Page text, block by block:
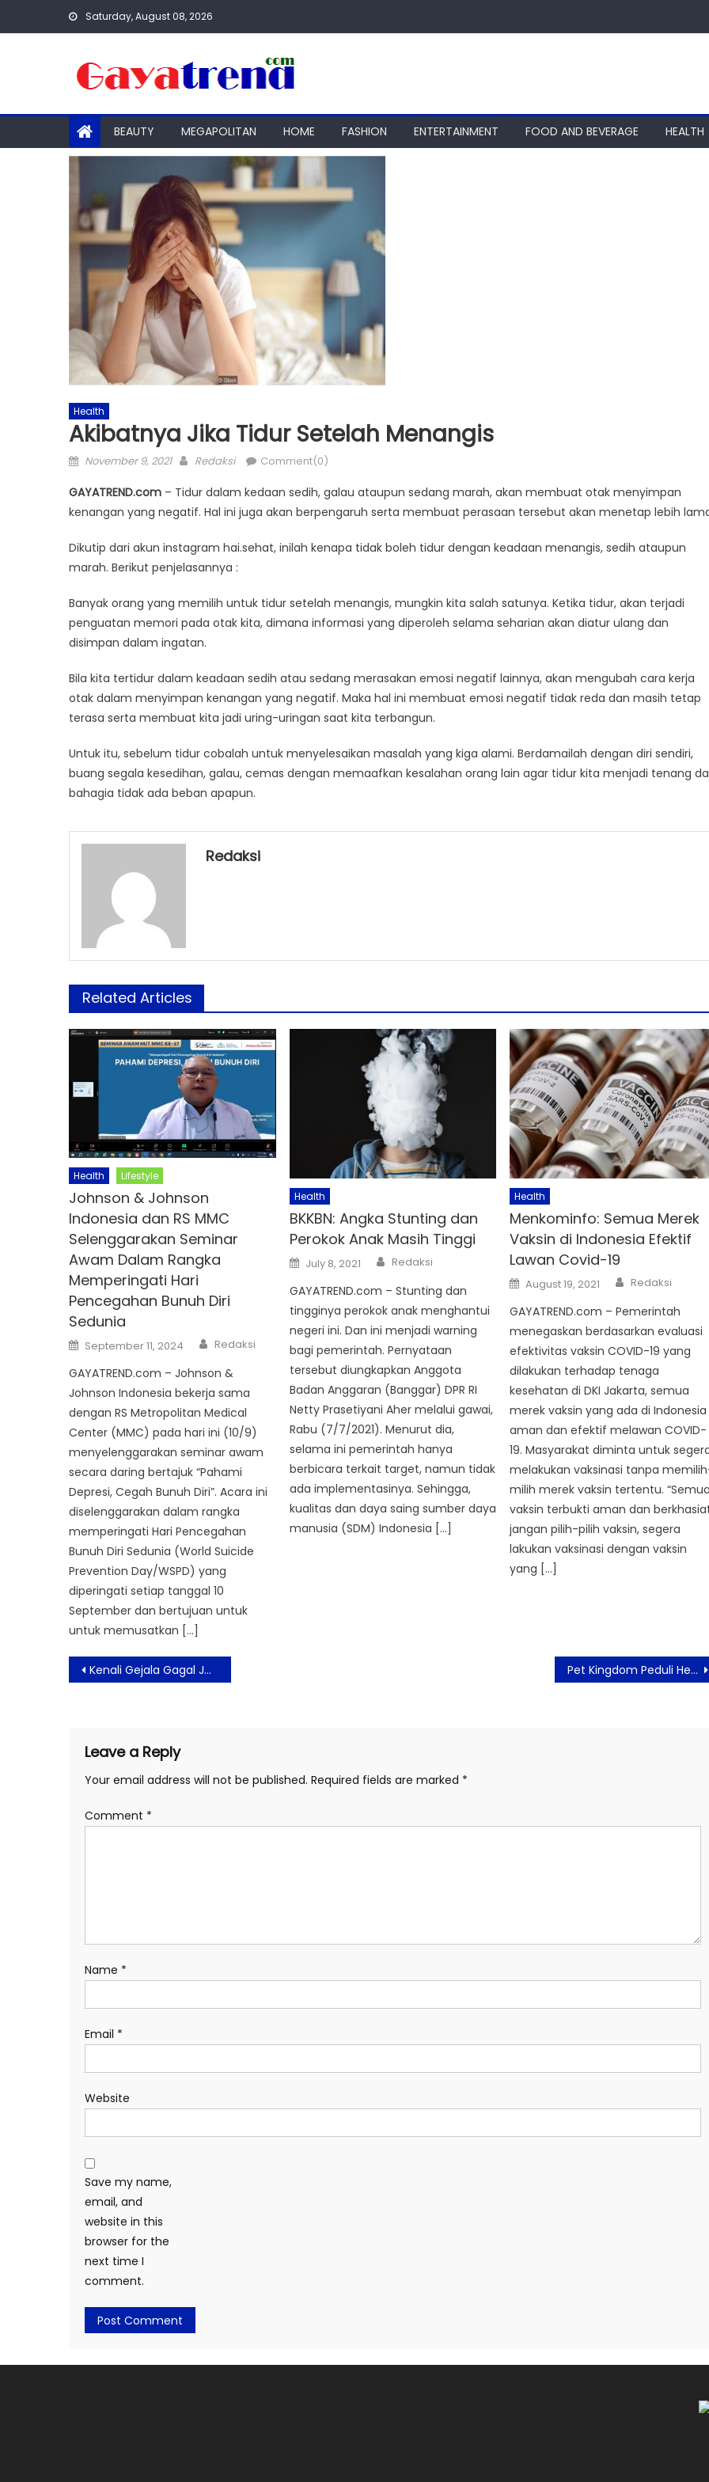
Saturday, August 08, 2026
BEAUTY MEGAPOLITAN HOME FASHION ENTERTAINMENT FOOD AND BEVERAGE HEALTH
Health
Akibatnya Jika Tidur Setelah Menangis
Posted
November 9, 2021 Author
Redaksi Comment(0)
GAYATREND.com – Tidur dalam kedaan sedih, galau ataupun sedang marah, akan membuat otak menyimpan
kenangan yang negatif. Hal ini juga akan berpengaruh serta membuat perasaan tersebut akan menetap lebih
Dikutip dari akun instagram hai.sehat, inilah kenapa tidak boleh tidur dengan keadaan menangis, sedih ataupun
marah. Berikut penjelasannya :
Banyak orang yang memilih untuk tidur setelah menangis, mungkin kita salah satunya. Ketika tidur, akan terjadi
penguatan memori pada otak kita, dimana informasi yang diperoleh selama seharian akan diatur ulang dan
disimpan dalam ingatan.
Bila kita tertidur dalam keadaan sedih atau sedang merasakan emosi negatif lainnya, akan mengubah cara kerja
otak dalam menyimpan kenangan yang negatif. Maka hal ini membuat emosi negatif tidak reda dan masih tetap
terasa serta membuat kita jadi uring-uringan saat kita terbangun.
Untuk itu, sebelum tidur cobalah untuk menyelesaikan masalah yang kiga alami. Berdamailah dengan diri sendiri,
buang segala kesedihan, galau, cemas dengan memaafkan kesalahan orang lain agar tidur kita menjadi tenang
bahagia tidak ada beban apapun.
Redaksi
Related Articles
Health Lifestyle
Johnson & Johnson
Indonesia dan RS MMC
Selenggarakan Seminar
Awam Dalam Rangka
Memperingati Hari
Pencegahan Bunuh Diri
Sedunia
Posted
on
September 11, 2024 Author
Redaksi
GAYATREND.com – Johnson &
Johnson Indonesia bekerja sama
dengan RS Metropolitan Medical
Center (MMC) pada hari ini (10/9)
menyelenggarakan seminar awam
secara daring bertajuk “Pahami
Depresi, Cegah Bunuh Diri”. Acara ini
diselenggarakan dalam rangka
memperingati Hari Pencegahan
Bunuh Diri Sedunia (World Suicide
Prevention Day/WSPD) yang
diperingati setiap tanggal 10
September dan bertujuan untuk
untuk memusatkan […]
Health
BKKBN: Angka Stunting dan
Perokok Anak Masih Tinggi
Posted
on
July 8, 2021 Author
Redaksi
GAYATREND.com – Stunting dan
tingginya perokok anak menghantui
negeri ini. Dan ini menjadi warning
bagi pemerintah. Pernyataan
tersebut diungkapkan Anggota
Badan Anggaran (Banggar) DPR RI
Netty Prasetiyani Aher melalui gawai,
Rabu (7/7/2021). Menurut dia,
selama ini pemerintah hanya
berbicara terkait target, namun tidak
ada implementasinya. Sehingga,
kualitas dan daya saing sumber daya
manusia (SDM) Indonesia […]
Health
Menkominfo: Semua Merek
Vaksin di Indonesia Efektif
Lawan Covid-19
Posted
on
August 19, 2021 Author
Redaksi
GAYATREND.com – Pemerintah
menegaskan berdasarkan evaluasi
efektivitas vaksin COVID-19 yang
dilakukan terhadap tenaga
kesehatan di DKI Jakarta, semua
merek vaksin yang ada di Indonesia
aman dan efektif melawan COVID-
19. Masyarakat diminta untuk
melakukan vaksinasi tanpa
milih merek vaksin tertentu.
vaksin terbukti aman dan
jangan pilih-pilih vaksin, segera
lakukan vaksinasi dengan vaksin
yang […]
Post
navigation
Kenali Gejala Gagal Jantung Sejak Dini Pet Kingdom Peduli Hewan Peliharaan, Kembali Hadirkan ‘Care For Paw’ di Empat Kota
Leave a Reply
Your email address will not be published. Required fields are marked *
Comment *
Name *
Email *
Website
Save my name,
email, and
website in this
browser for the
next time I
comment.